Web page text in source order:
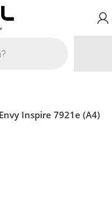
Inspire 7921e (A4)